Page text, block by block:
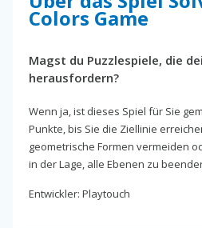
Colors Game
Magst du Puzzlespiele, die
herausfordern?
Wenn ja, ist dieses Spiel für Sie
Punkte, bis Sie die Ziellinie
geometrische Formen vermeiden
in der Lage, alle Ebenen zu
Entwickler: Playtouch